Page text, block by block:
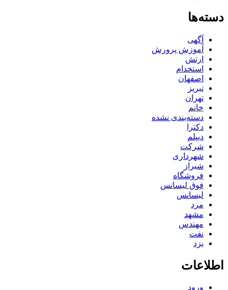
دسته‌ها
آگهی
آموزش پرورش
ارتش
استخدام
اصفهان
تبریز
تهران
خانم
دسته‌بندی نشده
دکترا
دیپلم
شرکت
شهرداری
شیراز
فروشگاه
فوق لیسانس
لیسانس
مرد
مشهد
مهندس
نفت
یزد
اطلاعات
ورود